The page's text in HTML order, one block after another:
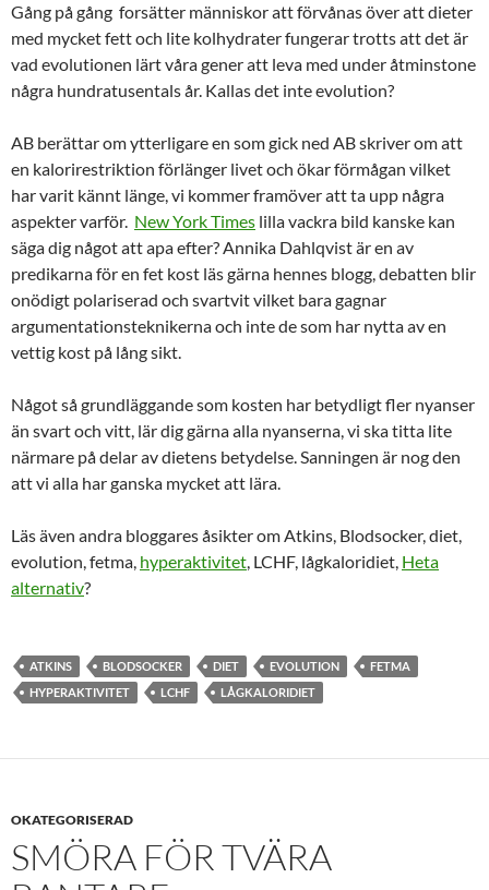
Gång på gång forsätter människor att förvånas över att dieter
med mycket fett och lite kolhydrater fungerar trotts att det är
vad evolutionen lärt våra gener att leva med under åtminstone
några hundratusentals år. Kallas det inte evolution?
AB berättar om ytterligare en som gick ned AB skriver om att
en kalorirestriktion förlänger livet och ökar förmågan vilket
har varit kännt länge, vi kommer framöver att ta upp några
aspekter varför. New York Times lilla vackra bild kanske kan
säga dig något att apa efter? Annika Dahlqvist är en av
predikarna för en fet kost läs gärna hennes blogg, debatten blir
onödigt polariserad och svartvit vilket bara gagnar
argumentationsteknikerna och inte de som har nytta av en
vettig kost på lång sikt.
Något så grundläggande som kosten har betydligt fler nyanser
än svart och vitt, lär dig gärna alla nyanserna, vi ska titta lite
närmare på delar av dietens betydelse. Sanningen är nog den
att vi alla har ganska mycket att lära.
Läs även andra bloggares åsikter om Atkins, Blodsocker, diet,
evolution, fetma, hyperaktivitet , LCHF, lågkaloridiet, Heta
alternativ?
ATKINS BLODSOCKER DIET EVOLUTION
FETMA
HYPERAKTIVITET
LCHF LÅGKALORIDIET
OKATEGORISERAD
SMÖRA FÖR TVÄRA